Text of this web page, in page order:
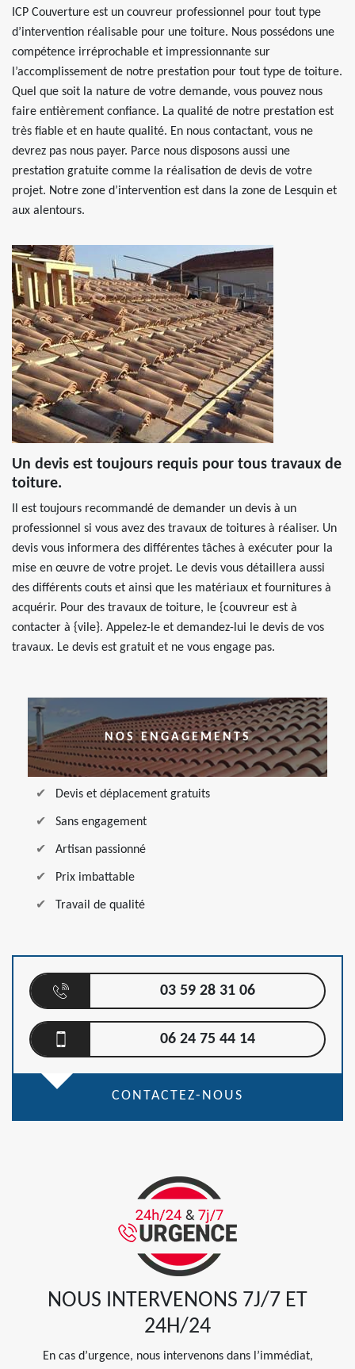
ICP Couverture est un couvreur professionnel pour tout type
d’intervention réalisable pour une toiture. Nous possédons une
compétence irréprochable et impressionnante sur
l’accomplissement de notre prestation pour tout type de toiture.
Quel que soit la nature de votre demande, vous pouvez nous
faire entièrement confiance. La qualité de notre prestation est
très fiable et en haute qualité. En nous contactant, vous ne
devrez pas nous payer. Parce nous disposons aussi une
prestation gratuite comme la réalisation de devis de votre
projet. Notre zone d’intervention est dans la zone de Lesquin et
aux alentours.
Un devis est toujours requis pour tous travaux de
toiture.
Il est toujours recommandé de demander un devis à un
professionnel si vous avez des travaux de toitures à réaliser. Un
devis vous informera des différentes tâches à exécuter pour la
mise en œuvre de votre projet. Le devis vous détaillera aussi
des différents couts et ainsi que les matériaux et fournitures à
acquérir. Pour des travaux de toiture, le {couvreur est à
contacter à {vile}. Appelez-le et demandez-lui le devis de vos
travaux. Le devis est gratuit et ne vous engage pas.
NOS ENGAGEMENTS
Devis et déplacement gratuits
Sans engagement
Artisan passionné
Prix imbattable
Travail de qualité
03 59 28 31 06
06 24 75 44 14
CONTACTEZ-NOUS
NOUS INTERVENONS 7J/7 ET
24H/24
En cas d’urgence, nous intervenons dans l’immédiat,